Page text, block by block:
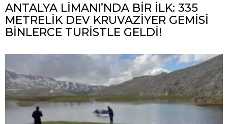
ANTALYA LİMANI’NDA BİR İLK: 335
METRELİK DEV KRUVAZİYER GEMİSİ
BİNLERCE TURİSTLE GELDİ!